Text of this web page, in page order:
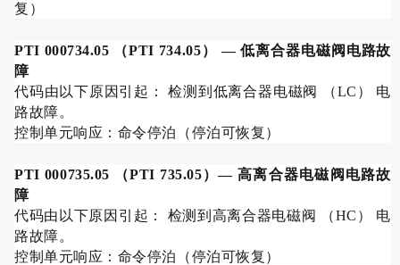
复）
PTI 000734.05 （PTI 734.05） — 低离合器电磁阀电路故
障
代码由以下原因引起： 检测到低离合器电磁阀 （LC ） 电
路故障。
控制单元响应：命令停泊（停泊可恢复）
PTI 000735.05 （PTI 735.05）—高离合器电磁阀电路故
障
代码由以下原因引起： 检测到高离合器电磁阀 （HC ） 电
路故障。
控制单元响应：命令停泊（停泊可恢复）